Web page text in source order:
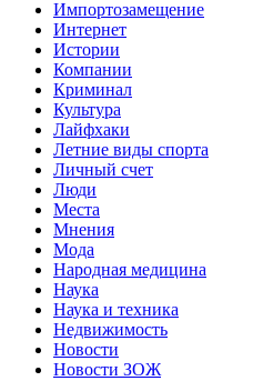
Импортозамещение
Интернет
Истории
Компании
Криминал
Культура
Лайфхаки
Летние виды спорта
Личный счет
Люди
Места
Мнения
Мода
Народная медицина
Наука
Наука и техника
Недвижимость
Новости
Новости ЗОЖ